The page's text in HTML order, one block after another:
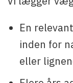
En
inden for
eller